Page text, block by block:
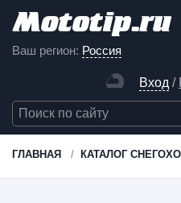
Ваш регион: Россия
Вход /
ГЛАВНАЯ КАТАЛОГ